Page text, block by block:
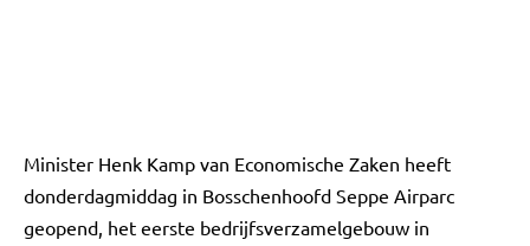
Minister Henk Kamp van Economische Zaken heeft
donderdagmiddag in Bosschenhoofd Seppe Airparc
geopend, het eerste bedrijfsverzamelgebouw in